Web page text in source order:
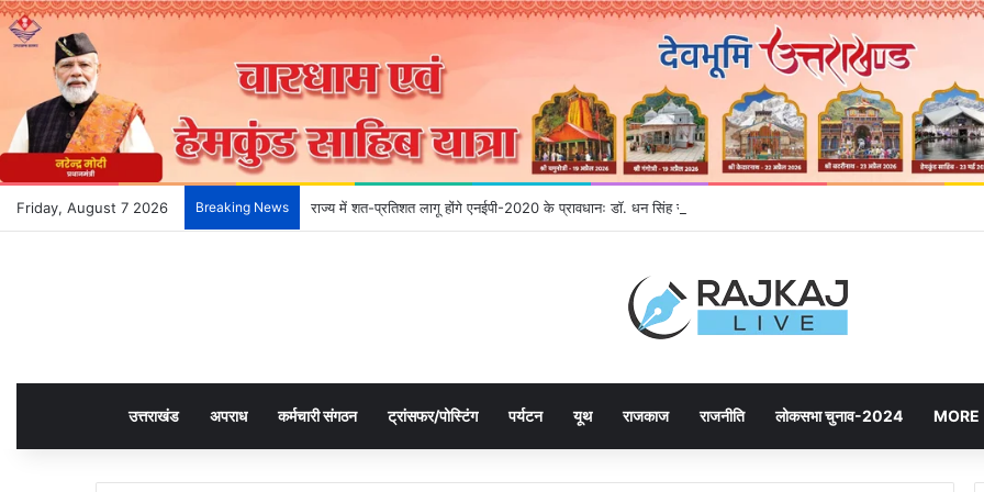
Friday, August 7 2026 Breaking News राज्य में शत-प्रतिशत लागू होंगे एनईपी-2020 के प्रावधानः डाॅ. धन सिंह रावत
उत्तराखंड अपराध कर्मचारी संगठन ट्रांसफर/पोस्टिंग पर्यटन यूथ राजकाज राजनीति लोकसभा चुनाव-2024 MORE